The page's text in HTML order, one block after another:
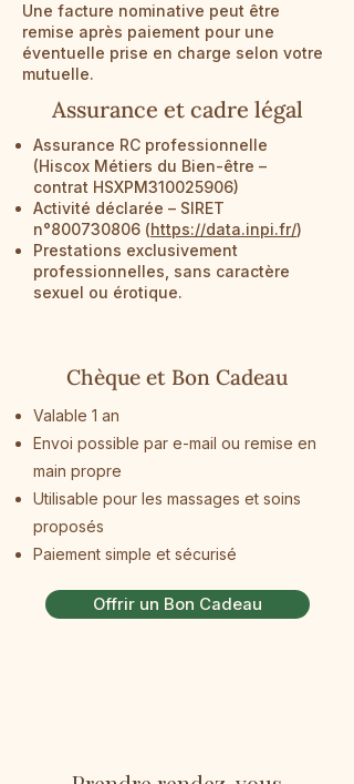
Une facture nominative peut être
remise après paiement pour une
éventuelle prise en charge selon votre
mutuelle.
Assurance et cadre légal
Assurance RC professionnelle
(Hiscox Métiers du Bien-être –
contrat HSXPM310025906)
Activité déclarée – SIRET
n°800730806 (https://data.inpi.fr/)
Prestations exclusivement
professionnelles, sans caractère
sexuel ou érotique.
Chèque et Bon Cadeau
Valable 1 an
Envoi possible par e-mail ou remise en
main propre
Utilisable pour les massages et soins
proposés
Paiement simple et sécurisé​
Offrir un Bon Cadeau